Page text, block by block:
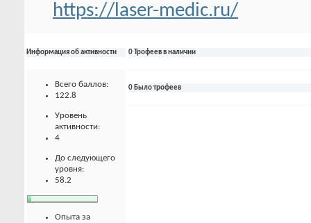
https://laser-medic.ru/
Информация об активности
Всего баллов:
122.8
Уровень
активности:
4
До следующего
уровня:
58.2
Опыта за
0 Трофеев в наличии
0 Было трофеев